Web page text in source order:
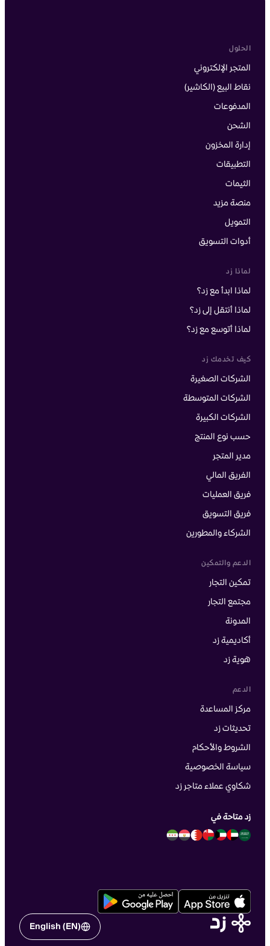
الحلول
المتجر الإلكتروني
نقاط البيع (الكاشير)
المدفوعات
الشحن
إدارة المخزون
التطبيقات
الثيمات
منصة مزيد
التمويل
أدوات التسويق
لماذا زد
لماذا ابدأ مع زد؟
لماذا أنتقل إلى زد؟
لماذا أتوسع مع زد؟
كيف تخدمك زد
الشركات الصغيرة
الشركات المتوسطة
الشركات الكبيرة
حسب نوع المنتج
مدير المتجر
الفريق المالي
فريق العمليات
فريق التسويق
الشركاء والمطورين
الدعم والتمكين
تمكين التجار
مجتمع التجار
المدونة
أكاديمية زد
هوية زد
الدعم
مركز المساعدة
تحديثات زد
الشروط والأحكام
سياسة الخصوصية
شكاوي عملاء متاجر زد
زد متاحة في
English (EN)